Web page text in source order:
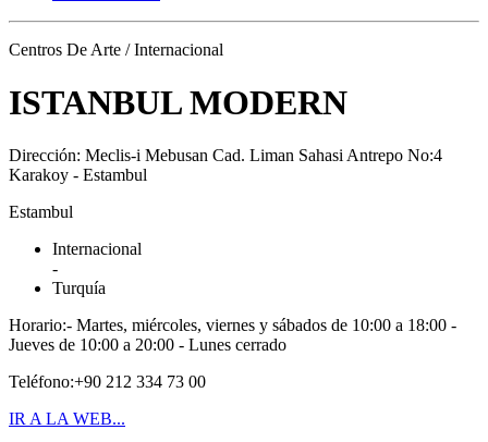
Centros De Arte / Internacional
ISTANBUL MODERN
Dirección: Meclis-i Mebusan Cad. Liman Sahasi Antrepo No:4
Karakoy - Estambul
Estambul
Internacional
-
Turquía
Horario:- Martes, miércoles, viernes y sábados de 10:00 a 18:00 -
Jueves de 10:00 a 20:00 - Lunes cerrado
Teléfono:+90 212 334 73 00
IR A LA WEB...